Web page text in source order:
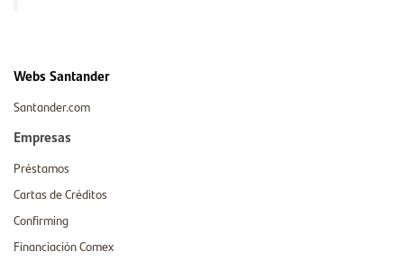
Webs Santander
Santander.com
Empresas
Préstamos
Cartas de Créditos
Confirming
Financiación Comex